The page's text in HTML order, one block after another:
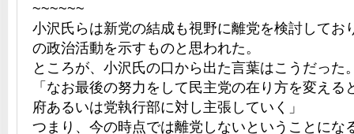
~~~~~~
小沢氏らは新党の結成も視野に離党を検討してお
の政治活動を示すものと思われた。
ところが、小沢氏の口から出た言葉はこうだった
「なお最後の努力をして民主党の在り方を変える
府あるいは党執行部に対し主張していく」
つまり、今の時点では離党しないということにな